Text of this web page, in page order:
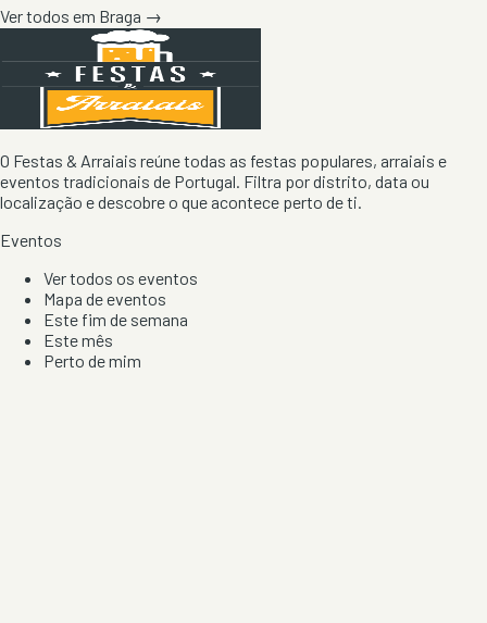
Ver todos em Braga →
O Festas & Arraiais reúne todas as festas populares, arraiais e
eventos tradicionais de Portugal. Filtra por distrito, data ou
localização e descobre o que acontece perto de ti.
Eventos
Ver todos os eventos
Mapa de eventos
Este fim de semana
Este mês
Perto de mim